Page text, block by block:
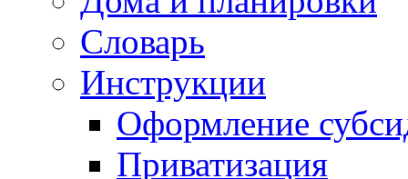
Словарь
Инструкции
Оформление
Приватизация